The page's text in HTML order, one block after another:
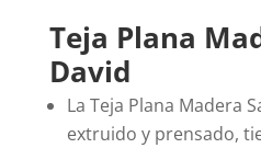
Teja Plana
David
La Teja Plana Madera
extruido y prensado,